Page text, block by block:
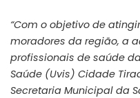
“Com o objetivo de
moradores da região, a
profissionais de saúde
Saúde (Uvis) Cidade
Secretaria Municipal da